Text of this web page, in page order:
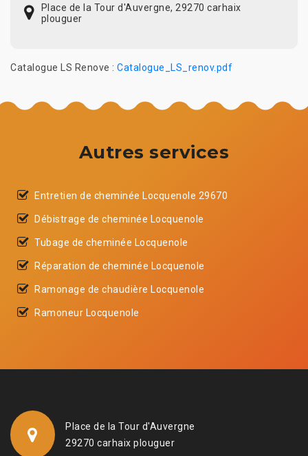
Place de la Tour d'Auvergne, 29270 carhaix
plouguer
Catalogue LS Renove : Catalogue_LS_renov.pdf
Autres services
Entretien de cheminée Locquenole 29670
Débistrage de cheminée Locquenole
Tubage de cheminée Locquenole
Réparation de cheminée Locquenole
Ramonage de chaudière Locquenole
Ramoneur Locquenole
Place de la Tour d'Auvergne
29270 carhaix plouguer